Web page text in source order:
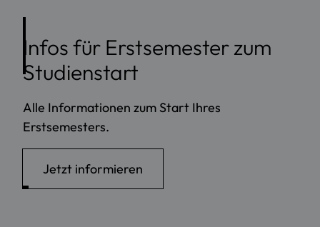
Infos für Erstsemester zum
Studienstart
Alle Informationen zum Start Ihres
Erstsemesters.
Jetzt informieren